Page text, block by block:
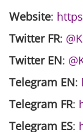
Website:
Twitter FR:
Twitter EN:
Telegram EN:
Telegram FR:
Telegram ES: